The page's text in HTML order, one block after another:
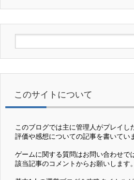
このサイトについて
このブログでは主に管理人がプレイし
評価や感想についての記事を書いてい
ゲームに関する質問はお問い合わせで
該当記事のコメントからお願いします。